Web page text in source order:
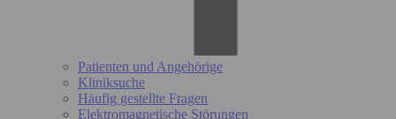
Patienten und Angehörige
Kliniksuche
Häufig gestellte Fragen
Elektromagnetische Störungen